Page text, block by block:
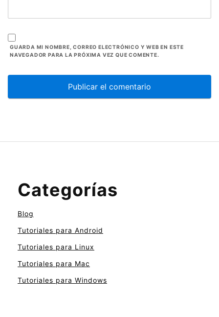
GUARDA MI NOMBRE, CORREO ELECTRÓNICO Y WEB EN ESTE
NAVEGADOR PARA LA PRÓXIMA VEZ QUE COMENTE.
Categorías
Blog
Tutoriales para Android
Tutoriales para Linux
Tutoriales para Mac
Tutoriales para Windows